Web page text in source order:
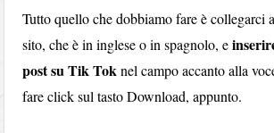
Tutto quello che dobbiamo fare è collegarci
sito, che è in inglese o in spagnolo, e
post su Tik Toknel campo accanto alla
fare click sul tasto Download, appunto.